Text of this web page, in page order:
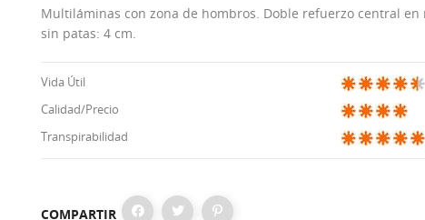
Multiláminas con zona de hombros. Doble refuerzo central
sin patas: 4 cm.
Vida Útil
Calidad/Precio
Transpirabilidad
COMPARTIR